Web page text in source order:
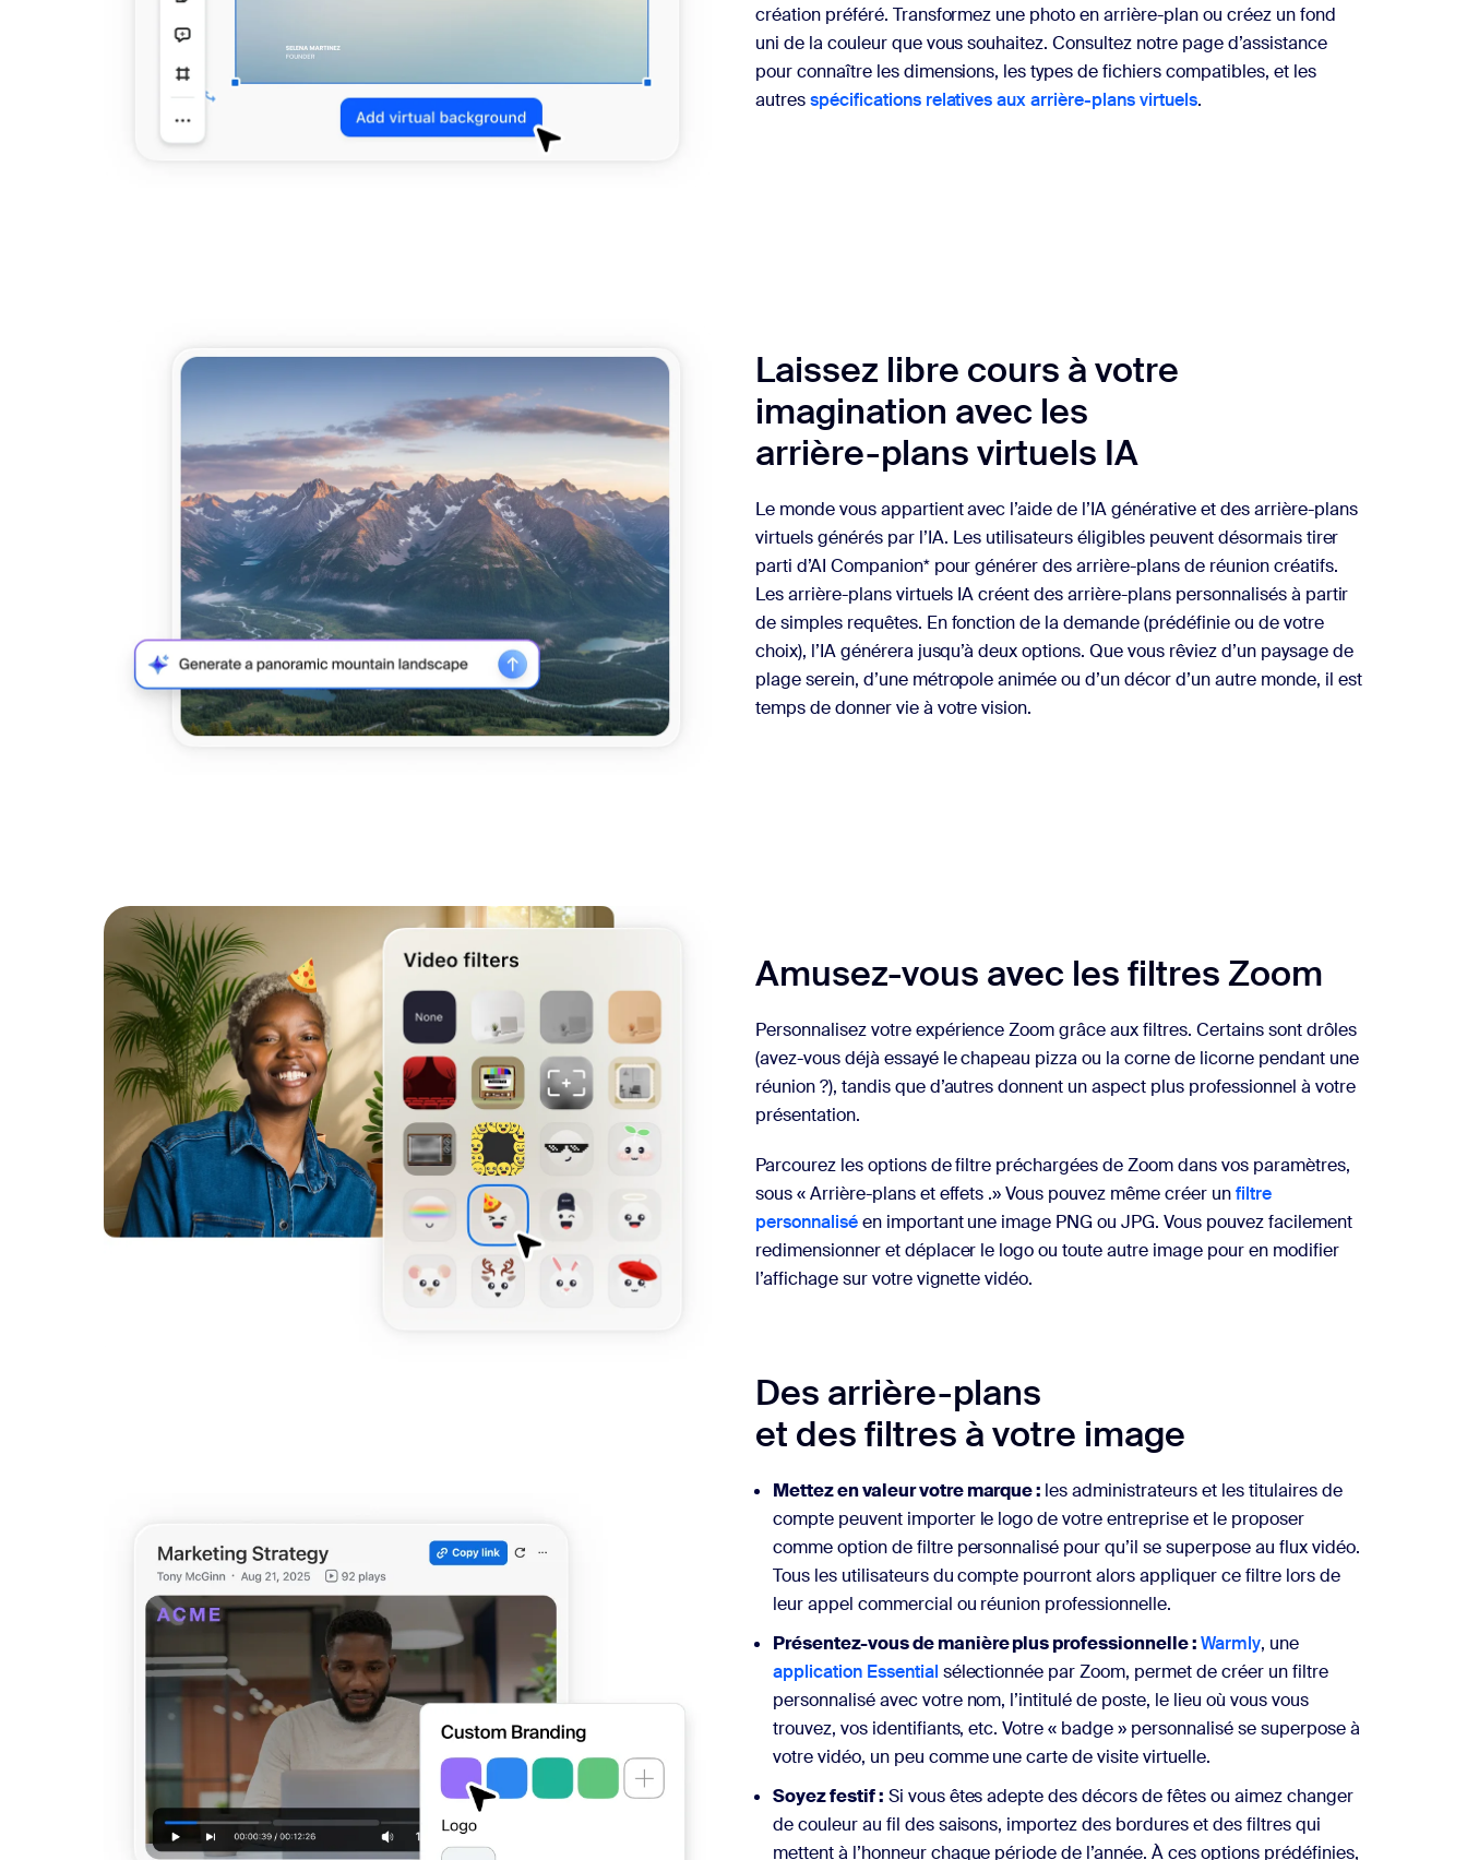
création préféré. Transformez une photo en arrière-plan ou créez un fond
uni de la couleur que vous souhaitez. Consultez notre page d’assistance
pour connaître les dimensions, les types de fichiers compatibles, et les
autresspécifications relatives aux arrière-plans virtuels.
Laissez libre cours à votre
imagination avec les
arrière-plans virtuels IA
Le monde vous appartient avec l’aide de l’IA générative et des arrière-plans
virtuels générés par l’IA. Les utilisateurs éligibles peuvent désormais tirer
parti d’AI Companion* pour générer des arrière-plans de réunion créatifs.
Les arrière-plans virtuels IA créent des arrière-plans personnalisés à partir
de simples requêtes. En fonction de la demande (prédéfinie ou de votre
choix), l’IA générera jusqu’à deux options. Que vous rêviez d’un paysage de
plage serein, d’une métropole animée ou d’un décor d’un autre monde, il est
temps de donner vie à votre vision.
Amusez-vous avec les filtres Zoom
Personnalisez votre expérience Zoom grâce aux filtres. Certains sont drôles
(avez-vous déjà essayé le chapeau pizza ou la corne de licorne pendant une
réunion ?), tandis que d’autres donnent un aspect plus professionnel à votre
présentation.
Parcourez les options de filtre préchargées de Zoom dans vos paramètres,
sous « Arrière-plans et effets .» Vous pouvez même créer unfiltre
personnaliséen important une image PNG ou JPG. Vous pouvez facilement
redimensionner et déplacer le logo ou toute autre image pour en modifier
l’affichage sur votre vignette vidéo.
Des arrière-plans
et des filtres à votre image
Mettez en valeur votre marque : les administrateurs et les titulaires de
compte peuvent importer le logo de votre entreprise et le proposer
comme option de filtre personnalisé pour qu’il se superpose au flux vidéo.
Tous les utilisateurs du compte pourront alors appliquer ce filtre lors de
leur appel commercial ou réunion professionnelle.
Présentez-vous de manière plus professionnelle :Warmly, une
application Essential sélectionnée par Zoom, permet de créer un filtre
personnalisé avec votre nom, l’intitulé de poste, le lieu où vous vous
trouvez, vos identifiants, etc. Votre « badge » personnalisé se superpose à
votre vidéo, un peu comme une carte de visite virtuelle.
Soyez festif : Si vous êtes adepte des décors de fêtes ou aimez changer
de couleur au fil des saisons, importez des bordures et des filtres qui
mettent à l’honneur chaque période de l’année. À ces options prédéfinies,